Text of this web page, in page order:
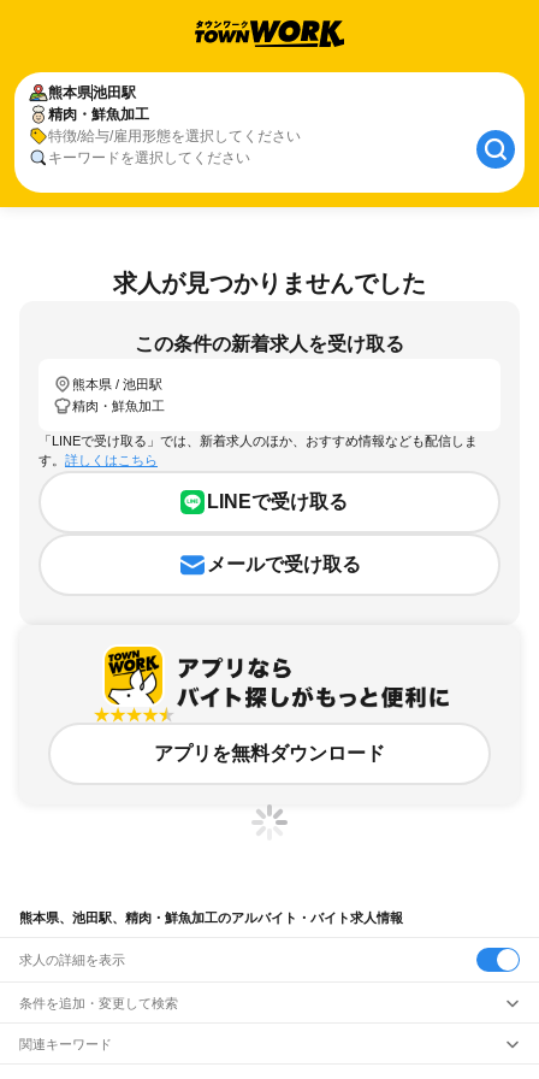
熊本県池田駅
精肉・鮮魚加工
特徴/給与/雇用形態を選択してください
キーワードを選択してください
求人が見つかりませんでした
この条件の新着求人を受け取る
熊本県 / 池田駅
精肉・鮮魚加工
「LINEで受け取る」では、新着求人のほか、おすすめ情報なども配信しま
す。 詳しくはこちら
LINEで受け取る
メールで受け取る
アプリを無料ダウンロード
熊本県、池田駅、精肉・鮮魚加工のアルバイト・バイト求人情報
求人の詳細を表示
条件を追加・変更して検索
市区町村を追加・変更
関連キーワード